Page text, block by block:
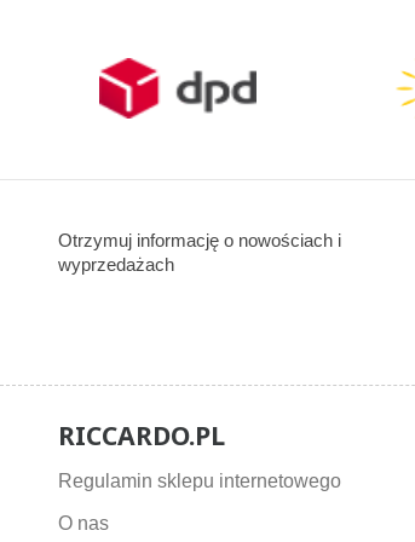
Otrzymuj informację o nowościach i
wyprzedażach
RICCARDO.PL
Regulamin sklepu internetowego
O nas